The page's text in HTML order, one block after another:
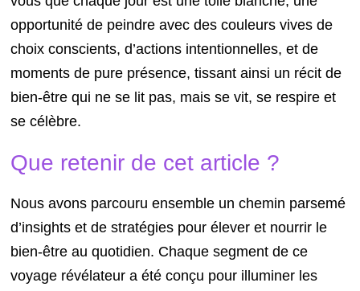
opportunité de peindre avec des couleurs vives de
choix conscients, d’actions intentionnelles, et de
moments de pure présence, tissant ainsi un récit de
bien-être qui ne se lit pas, mais se vit, se respire et
se célèbre.
Que retenir de cet article ?
Nous avons parcouru ensemble un chemin parsemé
d’insights et de stratégies pour élever et nourrir le
bien-être au quotidien. Chaque segment de ce
voyage révélateur a été conçu pour illuminer les